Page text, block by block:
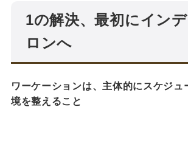
1の解決、最初にイン
ロンへ
ワーケーションは、主体的にスケジュ
境を整えること